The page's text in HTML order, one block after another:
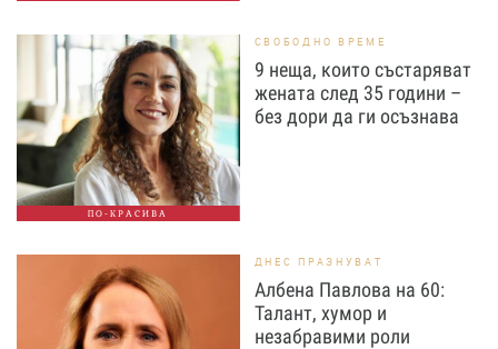
ПО-КРАСИВА
СВОБОДНО ВРЕМЕ
9 неща, които състаряват
жената след 35 години –
без дори да ги осъзнава
ДНЕС ПРАЗНУВАТ
Албена Павлова на 60:
Талант, хумор и
незабравими роли